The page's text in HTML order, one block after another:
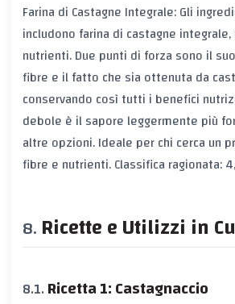
Farina di Castagne Integrale: Gli
includono farina di castagne
nutrienti. Due punti di forza sono il
fibre e il fatto che sia ottenuta da
conservando così tutti i benefici
debole è il sapore leggermente più
altre opzioni. Ideale per chi cerca un
fibre e nutrienti. Classifica ragionata:
Ricette e Utilizzi in
Ricetta 1: Castagnaccio